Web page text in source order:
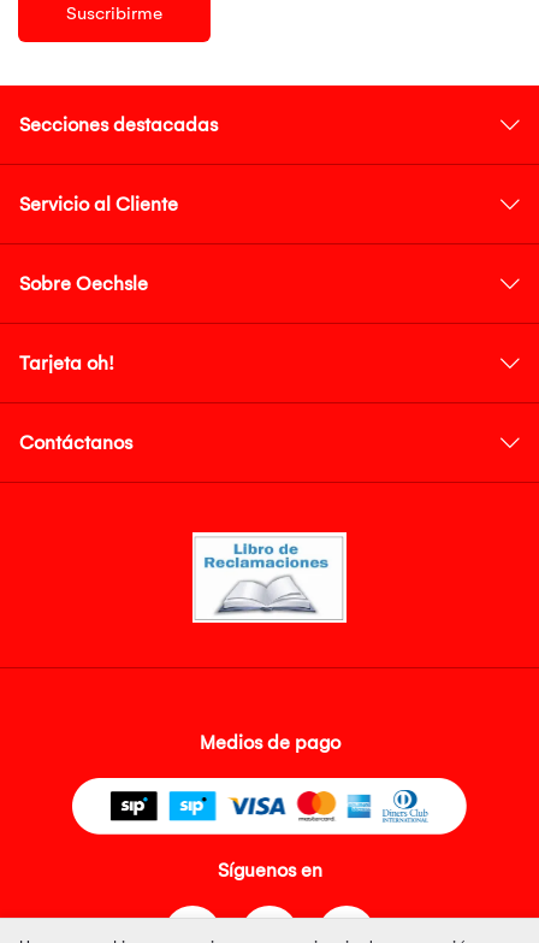
Suscribirme
Secciones destacadas
Servicio al Cliente
Sobre Oechsle
Tarjeta oh!
Contáctanos
Medios de pago
Síguenos en